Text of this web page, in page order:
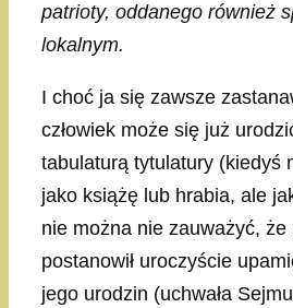
patrioty, oddanego również
lokalnym.
I choć ja się zawsze
człowiek może się już
tabulaturą tytulatury (kiedyś
jako książę lub hrabia, ale
nie można nie zauważyć, że
postanowił uroczyście
jego urodzin (uchwała